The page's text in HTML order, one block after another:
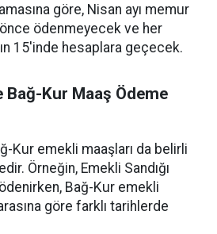
göre, Nisan ayı memur
ödenmeyecek ve her
15'inde hesaplara geçecek.
Bağ-Kur Maaş Ödeme
Kur emekli maaşları da belirli
Örneğin, Emekli Sandığı
Bağ-Kur emekli
göre farklı tarihlerde